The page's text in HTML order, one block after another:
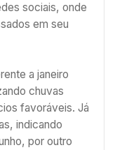
sociais, onde
em seu
a janeiro
chuvas
favoráveis. Já
indicando
por outro